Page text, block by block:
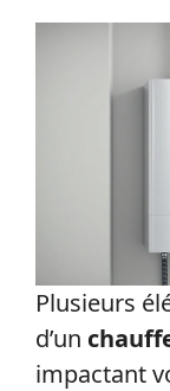
Plusieurs
d’un
impactant